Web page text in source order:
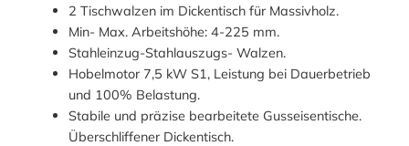
2 Tischwalzen im Dickentisch für Massivholz.
Min- Max. Arbeitshöhe: 4-225 mm.
Stahleinzug-Stahlauszugs- Walzen.
Hobelmotor 7,5 kW S1, Leistung bei Dauerbetrieb
und 100% Belastung.
Stabile und präzise bearbeitete Gusseisentische.
Überschliffener Dickentisch.